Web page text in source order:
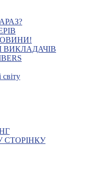
ВИКЛАДАЧІВ
СТОРІНКУ